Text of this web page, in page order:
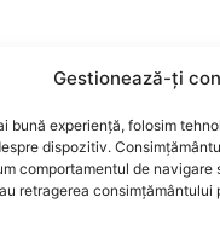
Gestionează-ți
bună experiență, folosim
dispozitiv.
comportamentul de
retragerea
a discutat, punându-
era natural şi poate
Pentru mine
şi antiromâni,
fel?! Şi deja am